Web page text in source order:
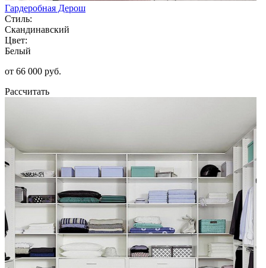
Гардеробная Дерош
Стиль:
Скандинавский
Цвет:
Белый
от 66 000 руб.
Рассчитать